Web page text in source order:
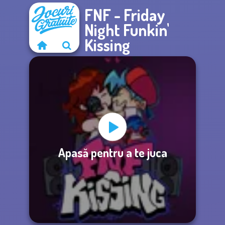
FNF - Friday
Night Funkin'
Kissing
Apasă pentru a te juca